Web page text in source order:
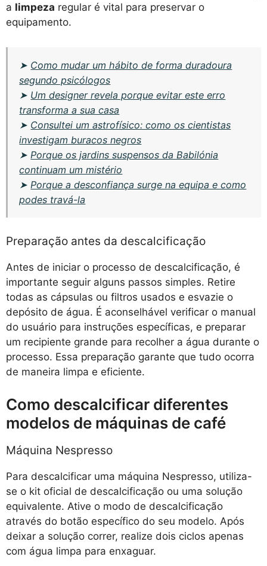
a limpeza regular é vital para preservar o
equipamento.
➤ Como mudar um hábito de forma duradoura
segundo psicólogos
➤ Um designer revela porque evitar este erro
transforma a sua casa
➤ Consultei um astrofísico: como os cientistas
investigam buracos negros
➤ Porque os jardins suspensos da Babilónia
continuam um mistério
➤ Porque a desconfiança surge na equipa e como
podes travá-la
Preparação antes da descalcificação
Antes de iniciar o processo de descalcificação, é
importante seguir alguns passos simples. Retire
todas as cápsulas ou filtros usados e esvazie o
depósito de água. É aconselhável verificar o manual
do usuário para instruções específicas, e preparar
um recipiente grande para recolher a água durante o
processo. Essa preparação garante que tudo ocorra
de maneira limpa e eficiente.
Como descalcificar diferentes
modelos de máquinas de café
Máquina Nespresso
Para descalcificar uma máquina Nespresso, utiliza-
se o kit oficial de descalcificação ou uma solução
equivalente. Ative o modo de descalcificação
através do botão específico do seu modelo. Após
deixar a solução correr, realize dois ciclos apenas
com água limpa para enxaguar.